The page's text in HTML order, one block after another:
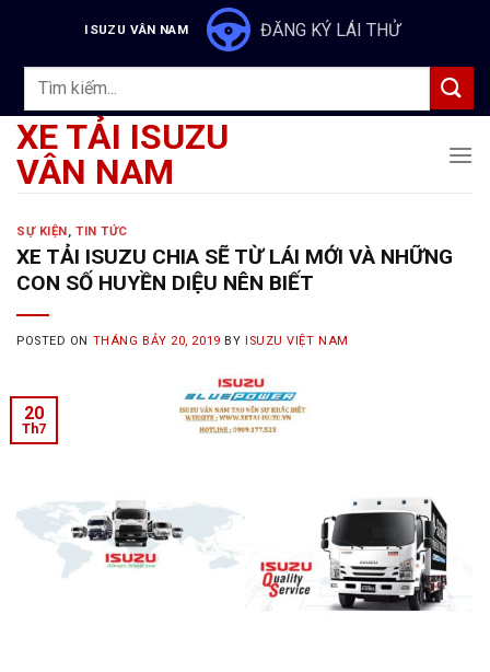
content
ISUZU VÂN NAM ĐĂNG KÝ LÁI THỬ
Tìm
XE TẢI ISUZU
VÂN NAM
SỰ KIỆN,TIN TỨC
XE TẢI ISUZU CHIA SẼ TỪ LÁI MỚI VÀ NHỮNG
CON SỐ HUYỀN DIỆU NÊN BIẾT
POSTED ON THÁNG BẢY 20, 2019 BY ISUZU VIỆT NAM
20
Th7